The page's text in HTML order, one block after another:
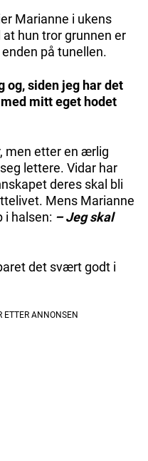
Marianne i ukens
hun tror grunnen er
på tunellen.
og, siden jeg har det
mitt eget hodet
men etter en ærlig
lettere. Vidar har
deres skal bli
Mens Marianne
i halsen: – Jeg skal
det svært godt i